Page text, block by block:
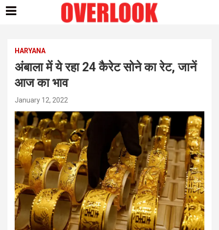
contentHARYANA
अंबाला में ये रहा 24 कैरेट सोने का रेट, जानें
आज का भाव
January 12, 2022